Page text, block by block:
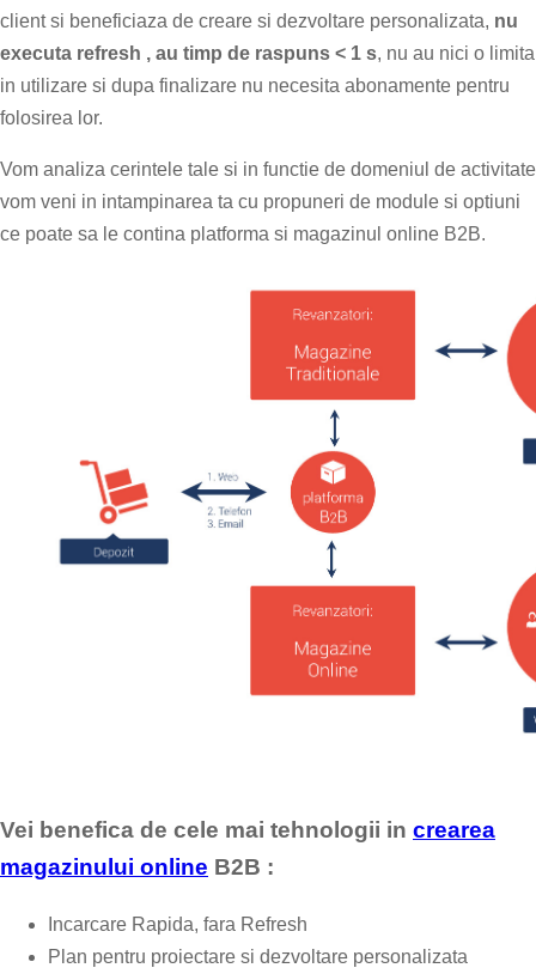
client si beneficiaza de creare si dezvoltare personalizata, nu
executa refresh , au timp de raspuns < 1 s, nu au nici o limita
in utilizare si dupa finalizare nu necesita abonamente pentru
folosirea lor.
Vom analiza cerintele tale si in functie de domeniul de activitate
vom veni in intampinarea ta cu propuneri de module si optiuni
ce poate sa le contina platforma si magazinul online B2B.
Vei benefica de cele mai tehnologii in crearea
magazinului online B2B :
Incarcare Rapida, fara Refresh
Plan pentru proiectare si dezvoltare personalizata